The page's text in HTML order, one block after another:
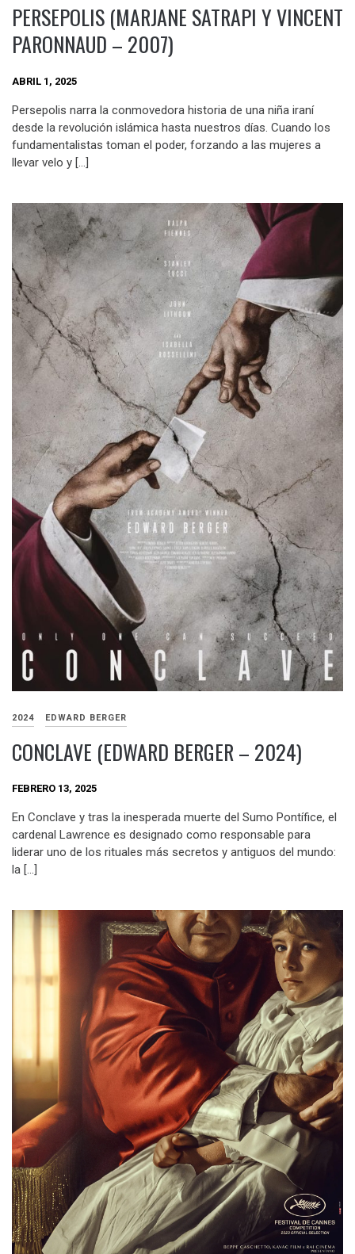
PERSEPOLIS (MARJANE SATRAPI Y VINCENT
PARONNAUD – 2007)
ABRIL 1, 2025
Persepolis narra la conmovedora historia de una niña iraní
desde la revolución islámica hasta nuestros días. Cuando los
fundamentalistas toman el poder, forzando a las mujeres a
llevar velo y […]
2024 EDWARD BERGER
CONCLAVE (EDWARD BERGER – 2024)
FEBRERO 13, 2025
En Conclave y tras la inesperada muerte del Sumo Pontífice, el
cardenal Lawrence es designado como responsable para
liderar uno de los rituales más secretos y antiguos del mundo:
la […]